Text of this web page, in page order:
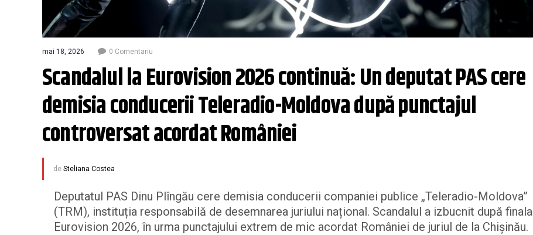
mai 18, 2026 0 Comentariu
Scandalul la Eurovision 2026 continuă: Un deputat PAS cere
demisia conducerii Teleradio-Moldova după punctajul
controversat acordat României
de Steliana Costea
Deputatul PAS Dinu Plîngău cere demisia conducerii companiei publice „Teleradio-Moldova”
(TRM), instituția responsabilă de desemnarea juriului național. Scandalul a izbucnit după finala
Eurovision 2026, în urma punctajului extrem de mic acordat României de juriul de la Chișinău.